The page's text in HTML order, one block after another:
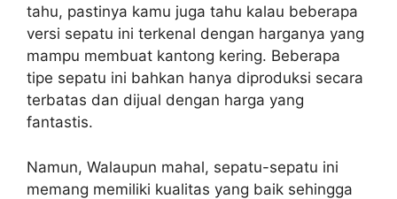
tahu, pastinya kamu juga tahu kalau beberapa
versi sepatu ini terkenal dengan harganya yang
mampu membuat kantong kering. Beberapa
tipe sepatu ini bahkan hanya diproduksi secara
terbatas dan dijual dengan harga yang
fantastis.
Namun, Walaupun mahal, sepatu-sepatu ini
memang memiliki kualitas yang baik sehingga